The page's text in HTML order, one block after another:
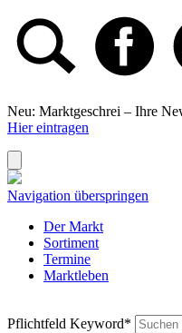
Neu: Marktgeschrei – Ihre
Hier eintragen
Navigation überspringen
Der Markt
Sortiment
Termine
Marktleben
Pflichtfeld Keyword*